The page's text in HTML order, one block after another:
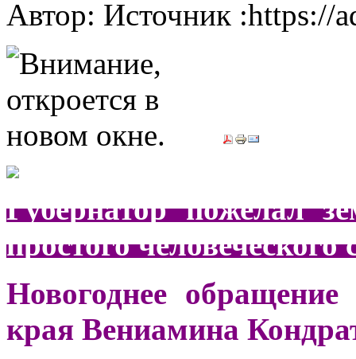
Автор: Источник :https://
Губернатор пожелал
простого человеческого
Новогоднее обращение
края Вениамина